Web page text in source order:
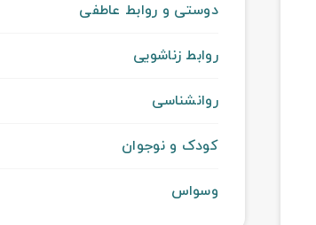
دوستی و روابط عاطفی
روابط زناشویی
روانشناسی
کودک و نوجوان
وسواس